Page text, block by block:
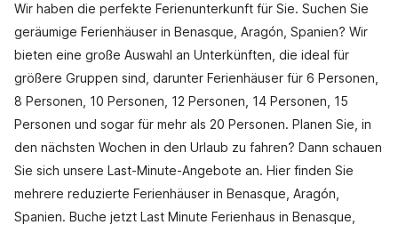
Wir haben die perfekte Ferienunterkunft für Sie. Suchen Sie
geräumige Ferienhäuser in Benasque, Aragón, Spanien? Wir
bieten eine große Auswahl an Unterkünften, die ideal für
größere Gruppen sind, darunter Ferienhäuser für 6 Personen,
8 Personen, 10 Personen, 12 Personen, 14 Personen, 15
Personen und sogar für mehr als 20 Personen. Planen Sie, in
den nächsten Wochen in den Urlaub zu fahren? Dann schauen
Sie sich unsere Last-Minute-Angebote an. Hier finden Sie
mehrere reduzierte Ferienhäuser in Benasque, Aragón,
Spanien. Buche jetzt Last Minute Ferienhaus in Benasque,